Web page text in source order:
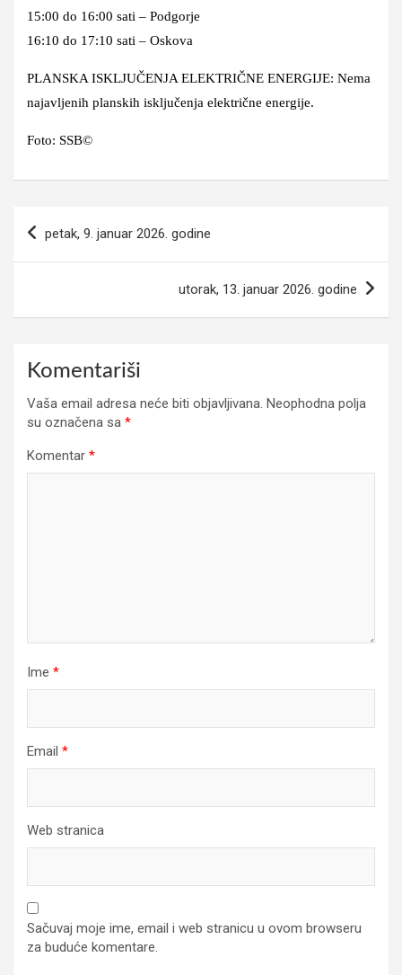
15:00 do 16:00 sati – Podgorje
16:10 do 17:10 sati – Oskova
PLANSKA ISKLJUČENJA ELEKTRIČNE ENERGIJE: Nema
najavljenih planskih isključenja električne energije.
Foto: SSB©
članaka
petak, 9. januar 2026. godine
utorak, 13. januar 2026. godine
Komentariši
Vaša email adresa neće biti objavljivana. Neophodna polja
su označena sa *
Komentar *
Ime *
Email *
Web stranica
Sačuvaj moje ime, email i web stranicu u ovom browseru
za buduće komentare.